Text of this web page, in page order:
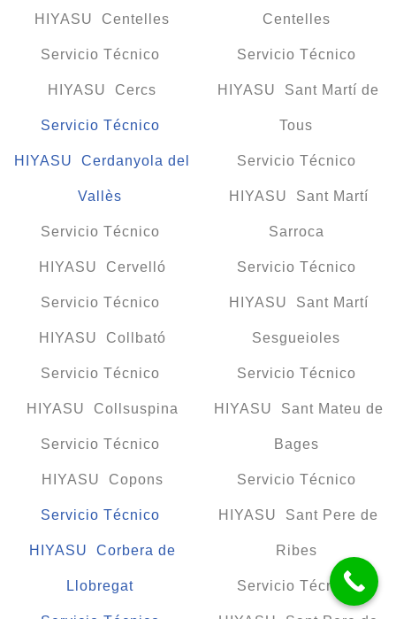
HIYASU Centelles
Servicio Técnico
HIYASU Cercs
Servicio Técnico
HIYASU Cerdanyola del
Vallès
Servicio Técnico
HIYASU Cervelló
Servicio Técnico
HIYASU Collbató
Servicio Técnico
HIYASU Collsuspina
Servicio Técnico
HIYASU Copons
Servicio Técnico
HIYASU Corbera de
Llobregat
Centelles
Servicio Técnico
HIYASU Sant Martí de
Tous
Servicio Técnico
HIYASU Sant Martí
Sarroca
Servicio Técnico
HIYASU Sant Martí
Sesgueioles
Servicio Técnico
HIYASU Sant Mateu de
Bages
Servicio Técnico
HIYASU Sant Pere de
Ribes
Servicio Técnico